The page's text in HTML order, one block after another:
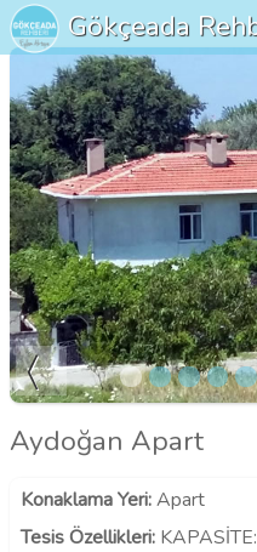
Gökçeada
Aydoğan Apart
Konaklama Yeri:Apart
Tesis Özellikleri: KAPASİTE: